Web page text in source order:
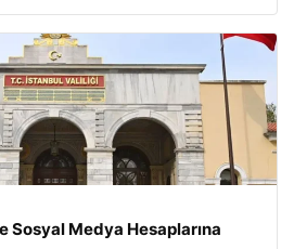
Sosyal Medya Hesaplarına